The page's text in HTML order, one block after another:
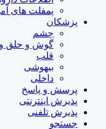
پمفلت های
پزشکان
چشم
گوش و حلق و
قلب
بیهوشی
داخلی
پرسش و پاسخ
پذیرش اینترنتی
پذیرش تلفنی
جستجو